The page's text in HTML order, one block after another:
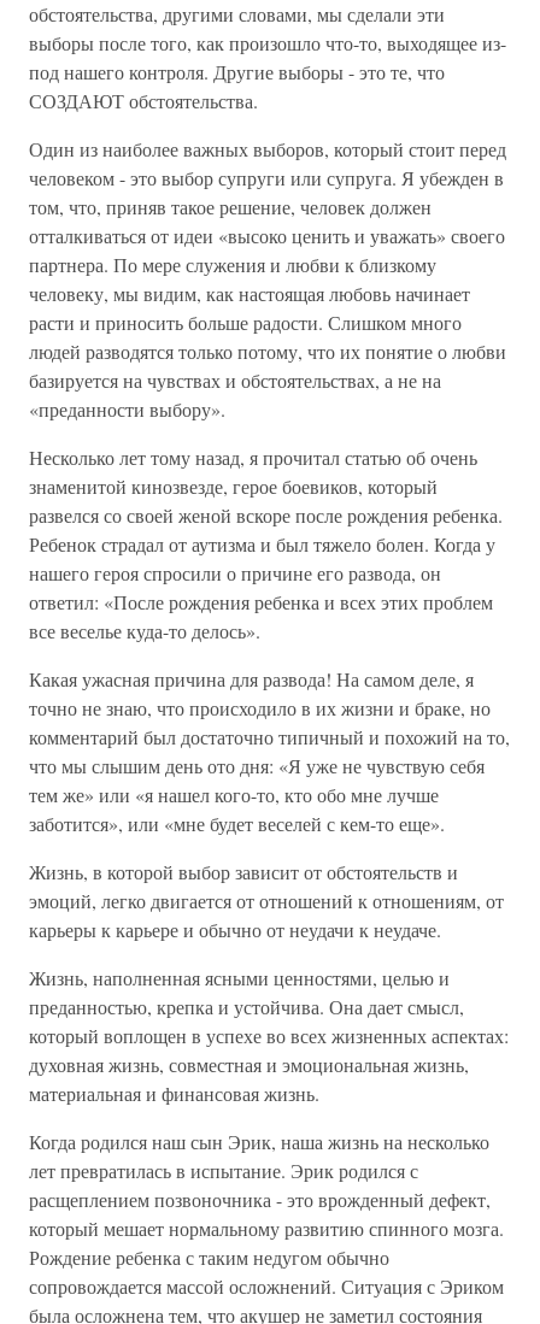
обстоятельства, другими словами, мы сделали эти
выборы после того, как произошло что-то, выходящее из-
под нашего контроля. Другие выборы - это те, что
СОЗДАЮТ обстоятельства.
Один из наиболее важных выборов, который стоит перед
человеком - это выбор супруги или супруга. Я убежден в
том, что, приняв такое решение, человек должен
отталкиваться от идеи «высоко ценить и уважать» своего
партнера. По мере служения и любви к близкому
человеку, мы видим, как настоящая любовь начинает
расти и приносить больше радости. Слишком много
людей разводятся только потому, что их понятие о любви
базируется на чувствах и обстоятельствах, а не на
«преданности выбору».
Несколько лет тому назад, я прочитал статью об очень
знаменитой кинозвезде, герое боевиков, который
развелся со своей женой вскоре после рождения ребенка.
Ребенок страдал от аутизма и был тяжело болен. Когда у
нашего героя спросили о причине его развода, он
ответил: «После рождения ребенка и всех этих проблем
все веселье куда-то делось».
Какая ужасная причина для развода! На самом деле, я
точно не знаю, что происходило в их жизни и браке, но
комментарий был достаточно типичный и похожий на то,
что мы слышим день ото дня: «Я уже не чувствую себя
тем же» или «я нашел кого-то, кто обо мне лучше
заботится», или «мне будет веселей с кем-то еще».
Жизнь, в которой выбор зависит от обстоятельств и
эмоций, легко двигается от отношений к отношениям, от
карьеры к карьере и обычно от неудачи к неудаче.
Жизнь, наполненная ясными ценностями, целью и
преданностью, крепка и устойчива. Она дает смысл,
который воплощен в успехе во всех жизненных аспектах:
духовная жизнь, совместная и эмоциональная жизнь,
материальная и финансовая жизнь.
Когда родился наш сын Эрик, наша жизнь на несколько
лет превратилась в испытание. Эрик родился с
расщеплением позвоночника - это врожденный дефект,
который мешает нормальному развитию спинного мозга.
Рождение ребенка с таким недугом обычно
сопровождается массой осложнений. Ситуация с Эриком
была осложнена тем, что акушер не заметил состояния